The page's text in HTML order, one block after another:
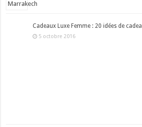
Cadeaux Luxe Femme : 20 idées de
5 octobre 2016